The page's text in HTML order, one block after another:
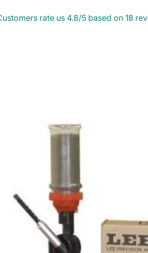
rate us 4.8/5 based on 18